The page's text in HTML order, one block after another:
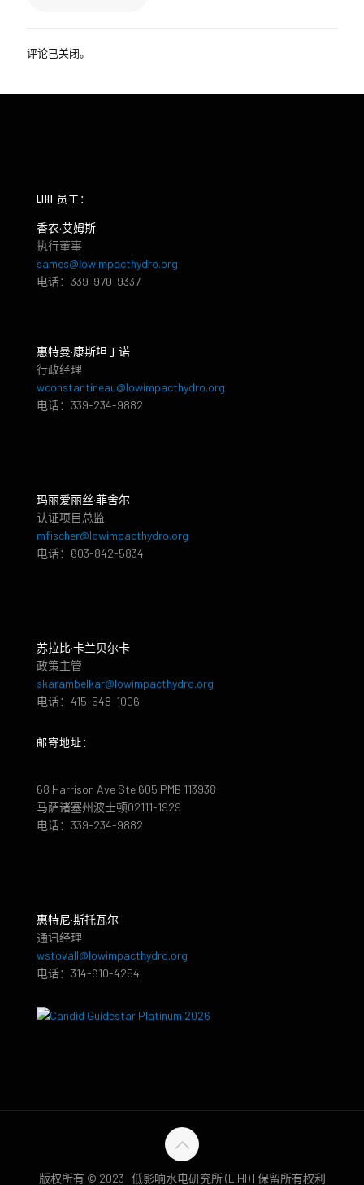
评论已关闭。
LIHI 员工：
香农·艾姆斯
执行董事
sames@lowimpacthydro.org
电话：339-970-9337
惠特曼·康斯坦丁诺
行政经理
wconstantineau@lowimpacthydro.org
电话：339-234-9882
玛丽爱丽丝·菲舍尔
认证项目总监
mfischer@lowimpacthydro.org
电话：603-842-5834
苏拉比·卡兰贝尔卡
政策主管
skarambelkar@lowimpacthydro.org
电话：415-548-1006
邮寄地址：
68 Harrison Ave Ste 605 PMB 113938
马萨诸塞州波士顿02111-1929
电话：339-234-9882
惠特尼·斯托瓦尔
通讯经理
wstovall@lowimpacthydro.org
电话：314-610-4254
版权所有 © 2023 | 低影响水电研究所 (LIHI) | 保留所有权利